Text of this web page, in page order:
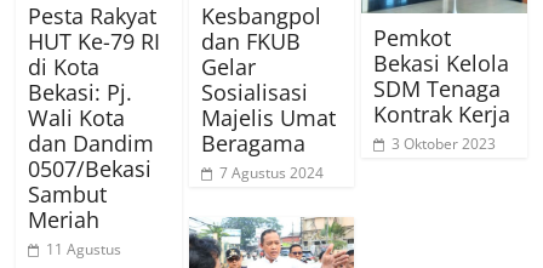
Pesta Rakyat
HUT Ke-79 RI
di Kota
Bekasi: Pj.
Wali Kota
dan Dandim
0507/Bekasi
Sambut
Meriah
11 Agustus
Kesbangpol
dan FKUB
Gelar
Sosialisasi
Majelis Umat
Beragama
7 Agustus 2024
Pemkot
Bekasi Kelola
SDM Tenaga
Kontrak Kerja
3 Oktober 2023